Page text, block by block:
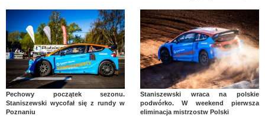
Pechowy początek sezonu.
Staniszewski wycofał się z rundy w
Poznaniu
Staniszewski wraca na polskie
podwórko. W weekend pierwsza
eliminacja mistrzostw Polski